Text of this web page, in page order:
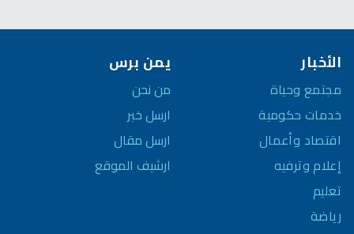
الأخبار
مجتمع وحياة
خدمات حكومية
اقتصاد وأعمال
إعلام وترفيه
تعليم
رياضة
يمن برس
من نحن
ارسل خبر
ارسل مقال
ارشيف الموقع